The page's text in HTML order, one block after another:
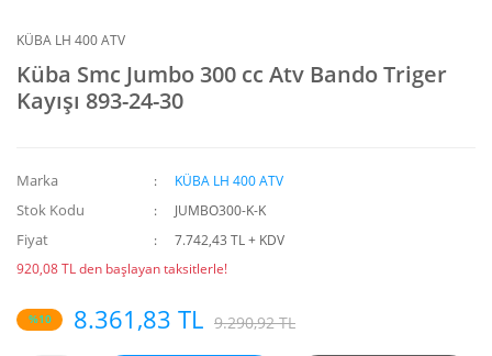
KÜBA LH 400 ATV
Küba Smc Jumbo 300 cc Atv Bando Triger
Kayışı 893-24-30
Marka KÜBA LH 400 ATV
Stok Kodu JUMBO300-K-K
Fiyat
7.742,43 TL + KDV
920,08 TL den başlayan taksitlerle!
%10 8.361,83 TL 9.290,92 TL